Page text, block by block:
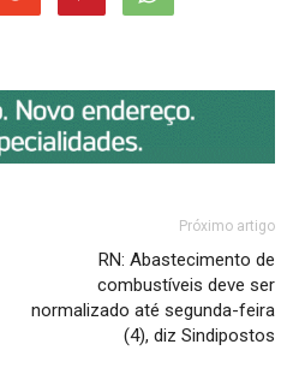
Próximo artigo
RN: Abastecimento de
combustíveis deve ser
normalizado até segunda-feira
(4), diz Sindipostos